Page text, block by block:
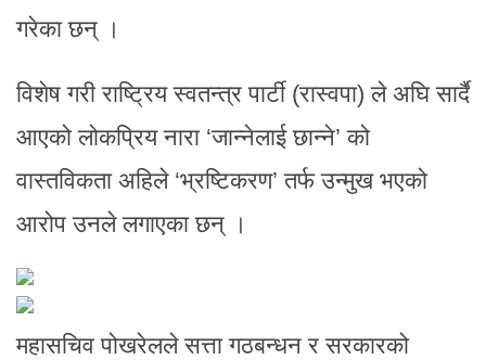
गरेका छन् ।
विशेष गरी राष्ट्रिय स्वतन्त्र पार्टी (रास्वपा) ले अघि सार्दै
आएको लोकप्रिय नारा ‘जान्नेलाई छान्ने’ को
वास्तविकता अहिले ‘भ्रष्टिकरण’ तर्फ उन्मुख भएको
आरोप उनले लगाएका छन् ।
महासचिव पोखरेलले सत्ता गठबन्धन र सरकारको